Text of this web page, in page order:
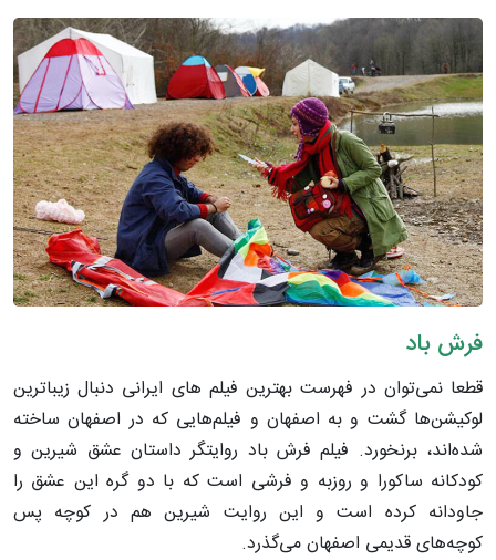
فرش باد
قطعا نمی‌توان در فهرست بهترین فیلم های ایرانی دنبال زیباترین
لوکیشن‌ها گشت و به اصفهان و فیلم‌هایی که در اصفهان ساخته
شده‌اند، برنخورد. فیلم فرش باد روایتگر داستان عشق شیرین و
کودکانه ساکورا و روزبه و فرشی است که با دو گره این عشق را
جاودانه کرده است و این روایت شیرین هم در کوچه پس
کوچه‌های قدیمی اصفهان می‌گذرد.